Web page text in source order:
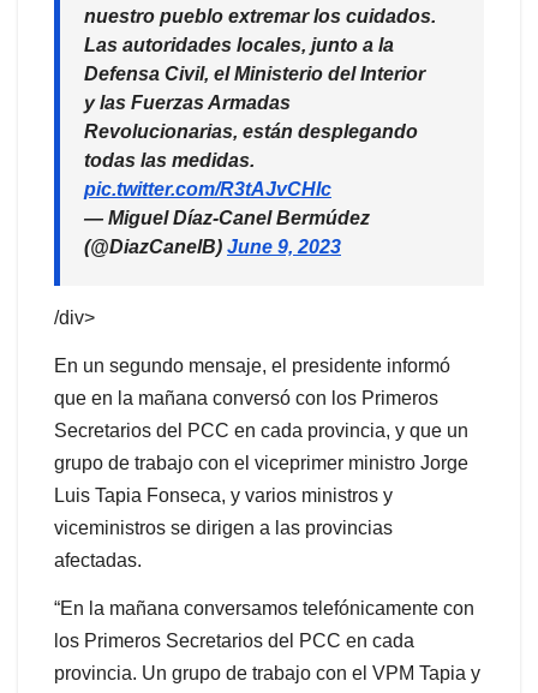
nuestro pueblo extremar los cuidados.
Las autoridades locales, junto a la
Defensa Civil, el Ministerio del Interior
y las Fuerzas Armadas
Revolucionarias, están desplegando
todas las medidas.
pic.twitter.com/R3tAJvCHIc
— Miguel Díaz-Canel Bermúdez
(@DiazCanelB) June 9, 2023
/div>
En un segundo mensaje, el presidente informó
que en la mañana conversó con los Primeros
Secretarios del PCC en cada provincia, y que un
grupo de trabajo con el viceprimer ministro Jorge
Luis Tapia Fonseca, y varios ministros y
viceministros se dirigen a las provincias
afectadas.
“En la mañana conversamos telefónicamente con
los Primeros Secretarios del PCC en cada
provincia. Un grupo de trabajo con el VPM Tapia y